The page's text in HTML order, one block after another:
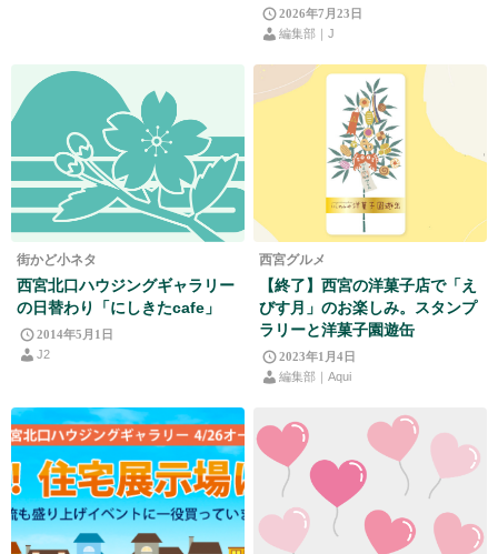
2026年7月23日
編集部｜J
街かど小ネタ
西宮北口ハウジングギャラリー
の日替わり「にしきたcafe」
2014年5月1日
J2
西宮グルメ
【終了】西宮の洋菓子店で「え
びす月」のお楽しみ。スタンプ
ラリーと洋菓子園遊缶
2023年1月4日
編集部｜Aqui